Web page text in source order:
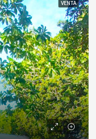
VENTA